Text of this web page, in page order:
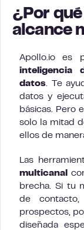
¿Por
alcance
Apollo.io es
inteligencia
datos. Te
datos y
básicas. Pero
solo la mitad
ellos de
Las
multicanal
brecha. Si tu
de
prospectos,
diseñada